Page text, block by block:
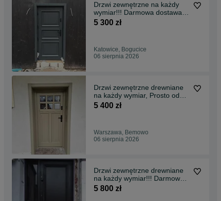
Drzwi zewnętrzne na każdy
wymiar!!! Darmowa dostawa
!w całej Polsce!!
5 300 zł
Katowice, Bogucice
06 sierpnia 2026
Drzwi zewnętrzne drewniane
na każdy wymiar, Prosto od
producenta
5 400 zł
Warszawa, Bemowo
06 sierpnia 2026
Drzwi zewnętrzne drewniane
na każdy wymiar!!! Darmowa
dostawa i pomiar
5 800 zł